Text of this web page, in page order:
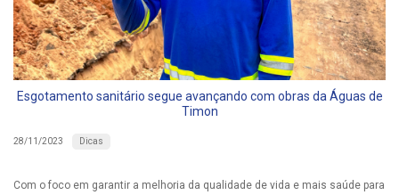
Esgotamento sanitário segue avançando com obras da Águas de
Timon
28/11/2023 Dicas
Com o foco em garantir a melhoria da qualidade de vida e mais saúde para